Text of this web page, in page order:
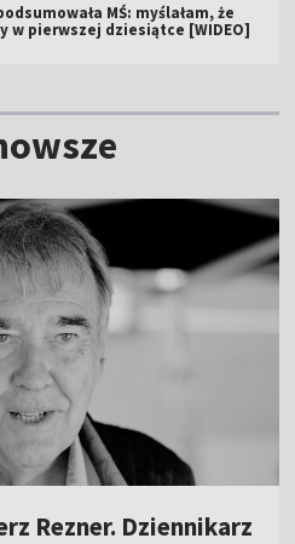
MŚ: myślałam, że
w pierwszej dziesiątce [WIDEO]
Rezner. Dziennikarz